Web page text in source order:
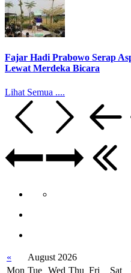
Fajar Hadi Prabowo Serap
Lewat Merdeka Bicara
Lihat Semua ....
« August 2026
Mon Tue Wed Thu Fri Sat